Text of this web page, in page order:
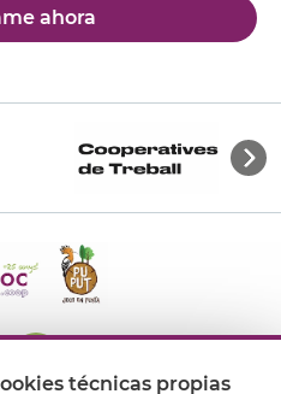
ahora
técnicas propias